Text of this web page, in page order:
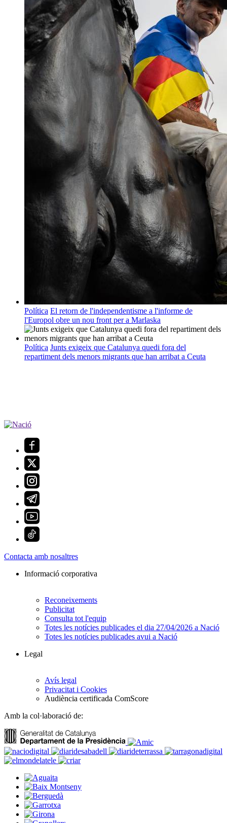
Política El retorn de l'independentisme a l'informe de
l'Europol obre un nou front per a Marlaska
Política Junts exigeix que Catalunya quedi fora del
repartiment dels menors migrants que han arribat a Ceuta
Contacta amb nosaltres
Informació corporativa
Reconeixements
Publicitat
Consulta tot l'equip
Totes les notícies publicades el dia 27/04/2026 a Nació
Totes les notícies publicades avui a Nació
Legal
Avís legal
Privacitat i Cookies
Audiència certificada ComScore
Amb la col·laboració de: